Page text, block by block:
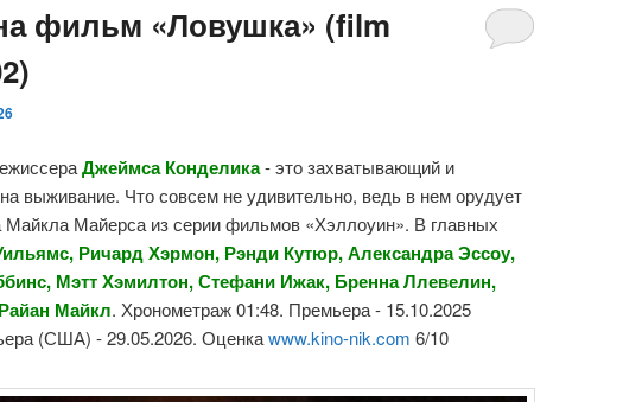
фильм «Ловушка» (film
Джеймса Конделика- это захватывающий и
выживание. Что совсем не удивительно, ведь в нем орудует
Майкла Майерса из серии фильмов «Хэллоуин». В главных
Ричард Хэрмон, Рэнди Кутюр, Александра Эссоу,
Мэтт Хэмилтон, Стефани Ижак, Бренна Ллевелин,
Майкл. Хронометраж 01:48. Премьера - 15.10.2025
(США) - 29.05.2026. Оценкаwww.kino-nik.com 6/10